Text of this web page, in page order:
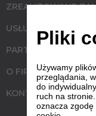
ZREALIZOWANE
USŁUGI
PARTNERZY
O FIRMIE
KONTAKT
Pliki
Używamy
przeglądania,
do
ruch na
oznacza